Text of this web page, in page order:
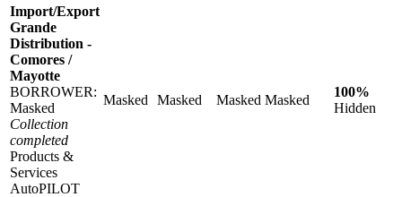
Import/Export
Grande
Distribution -
Comores /
Mayotte
BORROWER:
Masked
Collection
completed
Products &
Services
AutoPILOT
Masked Masked Masked Masked
100%
Hidden